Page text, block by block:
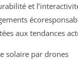
et
aux tendances
solaire par drones